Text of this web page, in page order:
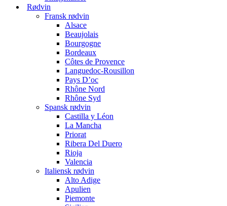
Rødvin
Fransk rødvin
Alsace
Beaujolais
Bourgogne
Bordeaux
Côtes de Provence
Languedoc-Rousillon
Pays D’oc
Rhône Nord
Rhône Syd
Spansk rødvin
Castilla y Léon
La Mancha
Priorat
Ribera Del Duero
Rioja
Valencia
Italiensk rødvin
Alto Adige
Apulien
Piemonte